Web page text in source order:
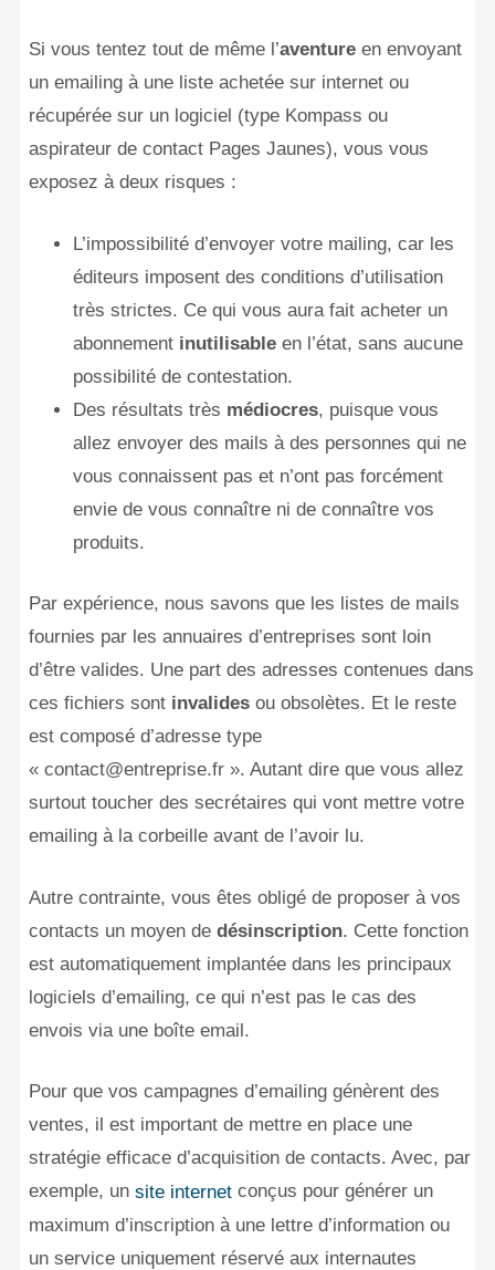
Si vous tentez tout de même l’aventureen envoyant
un emailing à une liste achetée sur internet ou
récupérée sur un logiciel (type Kompass ou
aspirateur de contact Pages Jaunes), vous vous
exposez à deux risques :
L’impossibilité d’envoyer votre mailing, car les
éditeurs imposent des conditions d’utilisation
très strictes. Ce qui vous aura fait acheter un
abonnement inutilisable en l’état, sans aucune
possibilité de contestation.
Des résultats très médiocres, puisque vous
allez envoyer des mails à des personnes qui ne
vous connaissent pas et n’ont pas forcément
envie de vous connaître ni de connaître vos
produits.
Par expérience, nous savons que les listes de mails
fournies par les annuaires d’entreprises sont loin
d’être valides. Une part des adresses contenues dans
ces fichiers sont invalides ou obsolètes. Et le reste
est composé d’adresse type
« contact@entreprise.fr ». Autant dire que vous allez
surtout toucher des secrétaires qui vont mettre votre
emailing à la corbeille avant de l’avoir lu.
Autre contrainte, vous êtes obligé de proposer à vos
contacts un moyen dedésinscription. Cette fonction
est automatiquement implantée dans les principaux
logiciels d’emailing, ce qui n’est pas le cas des
envois via une boîte email.
Pour que vos campagnes d’emailing génèrent des
ventes, il est important de mettre en place une
stratégie efficace d’acquisition de contacts. Avec, par
exemple, unsite internet conçus pour générer un
maximum d’inscription à une lettre d’information ou
un service uniquement réservé aux internautes